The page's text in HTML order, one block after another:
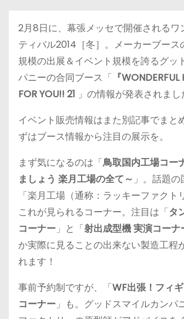
2月8日に、幕張メッセで開催されるワ
ティバル2014［冬］。メーカーブース
規模の出展＆イベント規模を誇るグッ
パニーの合同ブース「 『WONDERFUL
FOR YOU!! 21 」の情報が発表されまし
イベント販売情報はまた別記事でまと
ずはブース情報から注目の展示を。
まず気になるのは「鳥取国内工場コー
ましょう 楽月工場の全て～ 」。話題の
「楽月工場（通称：ラッキーファクト
これが見られるコーナー。注目は「タ
コーナー 」と「射出成型機 実演コーナ
か実際に見ることの出来ない製造工程
れます！
事前予約制ですが、「WF出張！フィ
コーナー 」も。グッドスマイルカンパ